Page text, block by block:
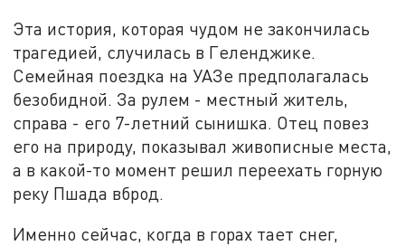
Эта история, которая чудом не закончилась
трагедией, случилась в Геленджике.
Семейная поездка на УАЗе предполагалась
безобидной. За рулем - местный житель,
справа - его 7-летний сынишка. Отец повез
его на природу, показывал живописные места,
а в какой-то момент решил переехать горную
реку Пшада вброд.
Именно сейчас, когда в горах тает снег,